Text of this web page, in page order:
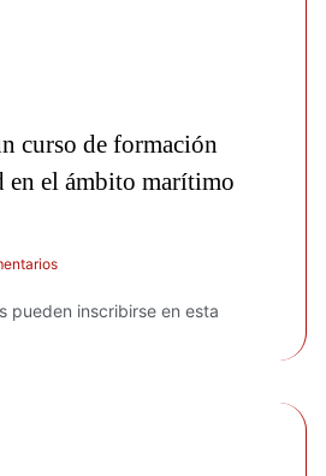
curso de formación
en el ámbito marítimo
pueden inscribirse en esta